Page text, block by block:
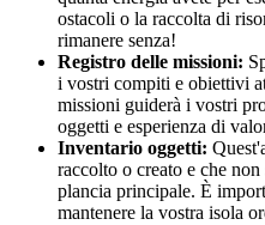
ostacoli o la raccolta di
rimanere senza!
Registro delle missioni:
i vostri compiti e obiettivi
missioni guiderà i vostri
oggetti e esperienza di
Inventario oggetti:
raccolto o creato e che
plancia principale. È
mantenere la vostra isola